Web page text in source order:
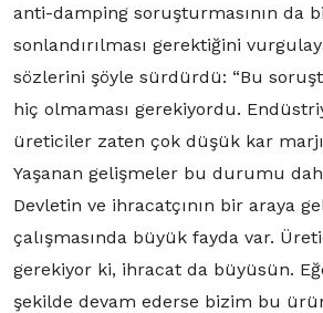
anti-damping soruşturmasının da
sonlandırılması gerektiğini
sözlerini şöyle sürdürdü: “Bu
hiç olmaması gerekiyordu.
üreticiler zaten çok düşük kar marjı
Yaşanan gelişmeler bu durumu
Devletin ve ihracatçının bir araya
çalışmasında büyük fayda var.
gerekiyor ki, ihracat da büyüsün.
şekilde devam ederse bizim bu